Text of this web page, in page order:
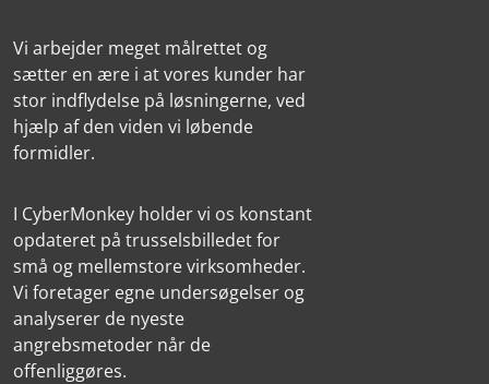
Vi arbejder meget målrettet og
sætter en ære i at vores kunder har
stor indflydelse på løsningerne, ved
hjælp af den viden vi løbende
formidler.
I CyberMonkey holder vi os konstant
opdateret på trusselsbilledet for
små og mellemstore virksomheder.
Vi foretager egne undersøgelser og
analyserer de nyeste
angrebsmetoder når de
offenliggøres.